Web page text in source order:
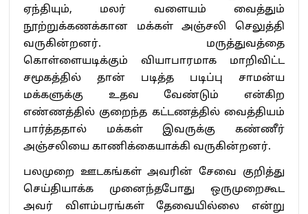
ஏந்தியும், மலர் வளையம் வைத்தும்
நூற்றுக்கணக்கான மக்கள் அஞ்சலி செலுத்தி
வருகின்றனர். மருத்துவத்தை
கொள்ளையடிக்கும் வியாபாரமாக மாறிவிட்ட
சமூகத்தில் தான் படித்த படிப்பு சாமன்ய
மக்களுக்கு உதவ வேண்டும் என்கிற
எண்ணத்தில் குறைந்த கட்டணத்தில் வைத்தியம்
பார்த்ததால் மக்கள் இவருக்கு கண்ணீர்
அஞ்சலியை காணிக்கையாக்கி வருகின்றனர்.
பலமுறை ஊடகங்கள் அவரின் சேவை குறித்து
செய்தியாக்க முனைந்தபோது ஒருமுறைகூட
அவர் விளம்பரங்கள் தேவையில்லை என்று